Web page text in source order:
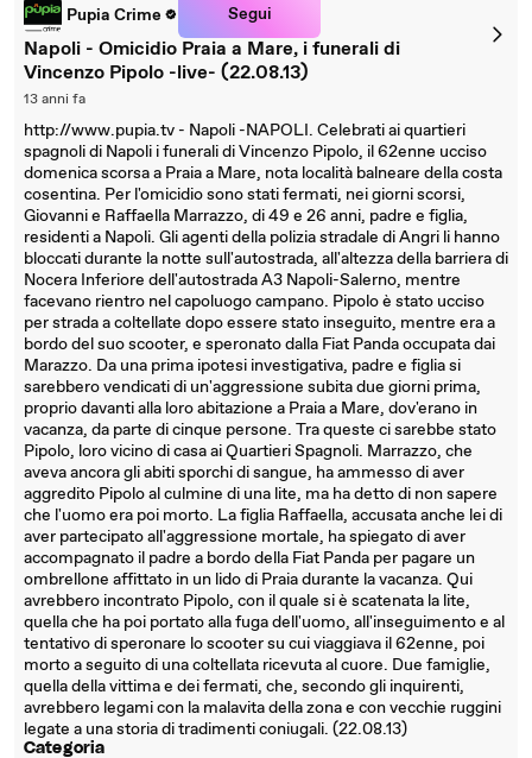
Pupia Crime Segui
Napoli - Omicidio Praia a Mare, i funerali di
Vincenzo Pipolo -live- (22.08.13)
13 anni fa
http://www.pupia.tv - Napoli -NAPOLI. Celebrati ai quartieri
spagnoli di Napoli i funerali di Vincenzo Pipolo, il 62enne ucciso
domenica scorsa a Praia a Mare, nota località balneare della costa
cosentina. Per l'omicidio sono stati fermati, nei giorni scorsi,
Giovanni e Raffaella Marrazzo, di 49 e 26 anni, padre e figlia,
residenti a Napoli. Gli agenti della polizia stradale di Angri li hanno
bloccati durante la notte sull'autostrada, all'altezza della barriera di
Nocera Inferiore dell'autostrada A3 Napoli-Salerno, mentre
facevano rientro nel capoluogo campano. Pipolo è stato ucciso
per strada a coltellate dopo essere stato inseguito, mentre era a
bordo del suo scooter, e speronato dalla Fiat Panda occupata dai
Marazzo. Da una prima ipotesi investigativa, padre e figlia si
sarebbero vendicati di un'aggressione subita due giorni prima,
proprio davanti alla loro abitazione a Praia a Mare, dov'erano in
vacanza, da parte di cinque persone. Tra queste ci sarebbe stato
Pipolo, loro vicino di casa ai Quartieri Spagnoli. Marrazzo, che
aveva ancora gli abiti sporchi di sangue, ha ammesso di aver
aggredito Pipolo al culmine di una lite, ma ha detto di non sapere
che l'uomo era poi morto. La figlia Raffaella, accusata anche lei di
aver partecipato all'aggressione mortale, ha spiegato di aver
accompagnato il padre a bordo della Fiat Panda per pagare un
ombrellone affittato in un lido di Praia durante la vacanza. Qui
avrebbero incontrato Pipolo, con il quale si è scatenata la lite,
quella che ha poi portato alla fuga dell'uomo, all'inseguimento e al
tentativo di speronare lo scooter su cui viaggiava il 62enne, poi
morto a seguito di una coltellata ricevuta al cuore. Due famiglie,
quella della vittima e dei fermati, che, secondo gli inquirenti,
avrebbero legami con la malavita della zona e con vecchie ruggini
legate a una storia di tradimenti coniugali. (22.08.13)
Categoria